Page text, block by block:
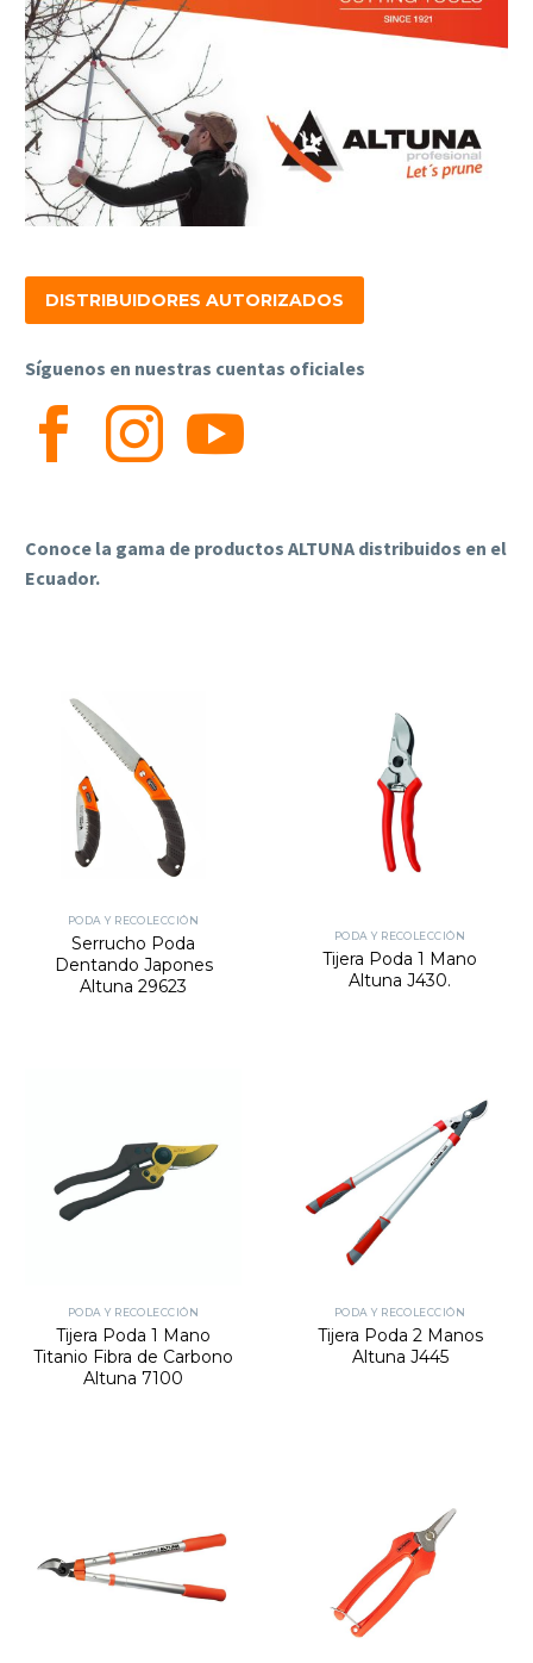
DISTRIBUIDORES AUTORIZADOS
Síguenos en nuestras cuentas oficiales
Conoce la gama de productos ALTUNA distribuidos en el
Ecuador.
PODA Y RECOLECCIÓN
Serrucho Poda
Dentando Japones
Altuna 29623
PODA Y RECOLECCIÓN
Tijera Poda 1 Mano
Altuna J430.
PODA Y RECOLECCIÓN
Tijera Poda 1 Mano
Titanio Fibra de Carbono
Altuna 7100
PODA Y RECOLECCIÓN
Tijera Poda 2 Manos
Altuna J445